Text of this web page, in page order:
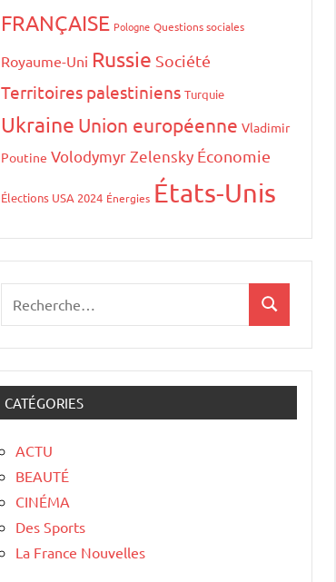
FRANÇAISE Pologne Questions sociales
Royaume-Uni Russie Société
Territoires palestiniens Turquie
Ukraine Union européenne Vladimir
Poutine Volodymyr Zelensky Économie
Élections USA 2024 Énergies États-Unis
CATÉGORIES
ACTU
BEAUTÉ
CINÉMA
Des Sports
La France Nouvelles